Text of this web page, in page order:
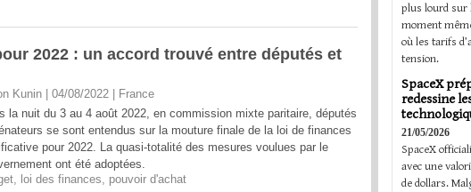
2022 : un accord trouvé entre députés et
Kunin | 04/08/2022
France
la nuit du 3 au 4 août 2022, en commission mixte paritaire, députés
se sont entendus sur la mouture finale de la loi de finances
pour 2022. La quasi-totalité des mesures voulues par le
ont été adoptées.
, loi des finances, pouvoir d'achat
plus lourd sur
moment
où les tarifs
tension.
SpaceX
redessine
21/05/2026
SpaceX
avec une
de dollars.